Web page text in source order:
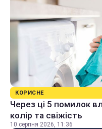
КОРИСНЕ
Через ці 5 помилок
колір та свіжість
10 серпня 2026, 11:36